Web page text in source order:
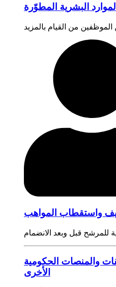
البشرية المطوّرة
من القيام بالمزيد
واستقطاب المواهب
للمرشح قبل وبعد الانضمام
والمنصات الحكومية
الأخرى